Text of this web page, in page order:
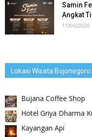
Samin
Angkat
11/06/2026
Lokasi Wisata Bojonegoro
Bujana Coffee Shop
Hotel Griya Dharma
Kayangan Api